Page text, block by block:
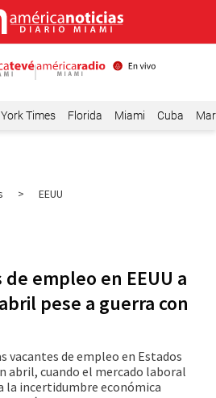
Times Florida Miami Cuba
> EEUU
empleo en EEUU a
pese a guerra con
vacantes de empleo en Estados
abril, cuando el mercado laboral
la incertidumbre económica